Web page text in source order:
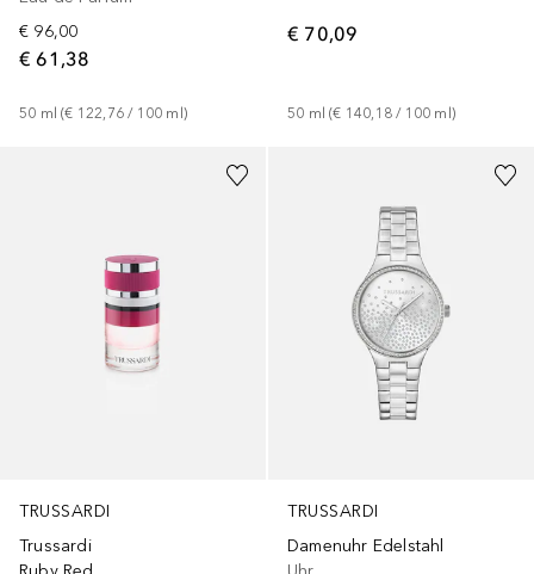
€ 96,00
€ 61,38
50 ml (€ 122,76 / 100 ml)
€ 70,09
50 ml (€ 140,18 / 100 ml)
TRUSSARDI
Trussardi
TRUSSARDI
Damenuhr Edelstahl